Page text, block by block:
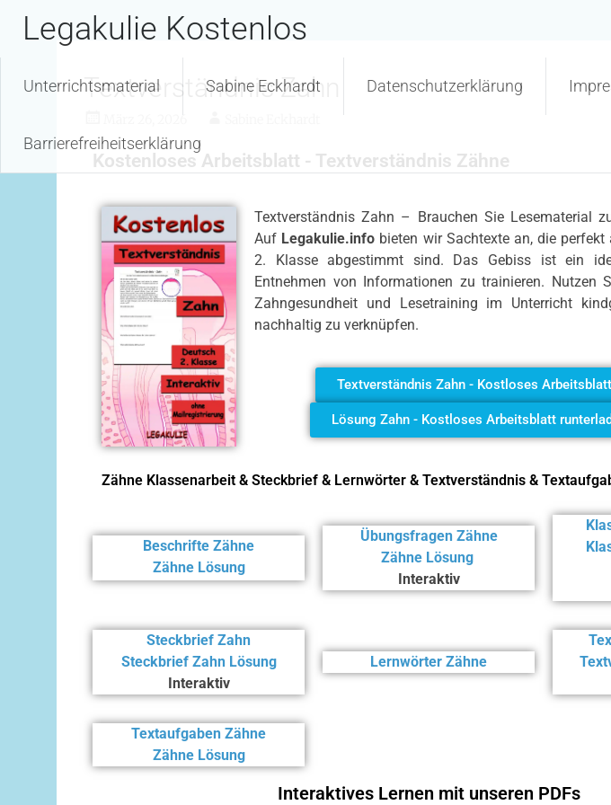
springen
Legakulie Kostenlos
Unterrichtsmaterial Sabine Eckhardt Datenschutzerklärung
Barrierefreiheitserklärung
Textverständnis Zahn
März 26, 2026
Kostenloses Arbeitsblatt - Textverständnis Zähne
Textverständnis Zahn – Brauchen Sie Lesematerial
Auf Legakulie.info bieten wir Sachtexte an, die
2. Klasse abgestimmt sind. Das Gebiss ist ein
Entnehmen von Informationen zu trainieren. Nutzen
Zahngesundheit und Lesetraining im Unterricht
nachhaltig zu verknüpfen.
Textverständnis Zahn - Kostloses
Lösung Zahn - Kostloses Arbeitsblatt
Zähne Klassenarbeit & Steckbrief & Lernwörter & Textverständnis &
Beschrifte Zähne
Zähne Lösung
Übungsfragen Zähne
Zähne Lösung
Interaktiv
Steckbrief Zahn
Steckbrief Zahn Lösung
Interaktiv
Lernwörter Zähne
Textaufgaben Zähne
Zähne Lösung
Interaktives Lernen mit unseren PDFs